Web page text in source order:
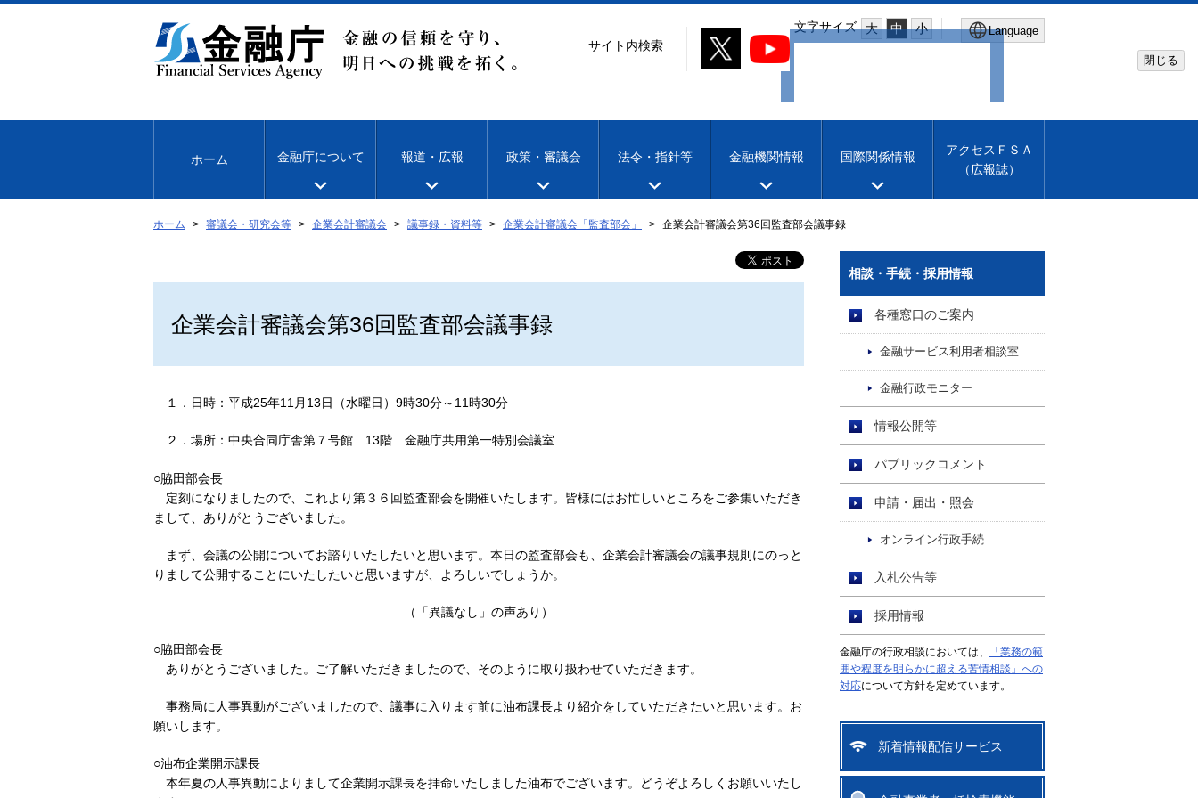
文
移
文字サイズ 大 中 小 Language
Machine translation
閉じる
サイト内検索
ホーム 金融庁について 報道・広報 政策・審議会 法令・指針等 金融機関情報 国際関係情報
アクセスＦＳＡ
（広報誌）
ホーム 審議会・研究会等 企業会計審議会 議事録・資料等 企業会計審議会「監査部会」 企業会計審議会第36回監査部会議事録
企業会計審議会第36回監査部会議事録
１．日時：平成25年11月13日（水曜日）9時30分～11時30分
２．場所：中央合同庁舎第７号館 13階 金融庁共用第一特別会議室
○脇田部会長
定刻になりましたので、これより第３６回監査部会を開催いたします。皆様にはお忙しいところをご参集いただき
まして、ありがとうございました。
まず、会議の公開についてお諮りいたしたいと思います。本日の監査部会も、企業会計審議会の議事規則にのっと
りまして公開することにいたしたいと思いますが、よろしいでしょうか。
（「異議なし」の声あり）
○脇田部会長
ありがとうございました。ご了解いただきましたので、そのように取り扱わせていただきます。
事務局に人事異動がございましたので、議事に入ります前に油布課長より紹介をしていただきたいと思います。お
願いします。
○油布企業開示課長
本年夏の人事異動によりまして企業開示課長を拝命いたしました油布でございます。どうぞよろしくお願いいたし
相談・手続・採用情報
各種窓口のご案内
金融サービス利用者相談室
金融行政モニター
情報公開等
パブリックコメント
申請・届出・照会
オンライン行政手続
入札公告等
採用情報
金融庁の行政相談においては、
「業務の範
囲や程度を明らかに超える苦情相談」への
対応について方針を定めています。
新着情報配信サービス